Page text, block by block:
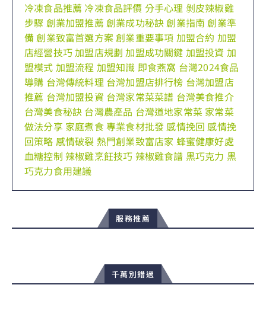
冷凍食品推薦 冷凍食品評價 分手心理 剝皮辣椒雞
步驟 創業加盟推薦 創業成功秘訣創業指南 創業準
備創業致富首選方案創業重要事項 加盟合約 加盟
店經營技巧加盟店規劃 加盟成功關鍵 加盟投資 加
盟模式 加盟流程 加盟知識 即食燕窩 台灣2024食品
導購 台灣傳統料理 台灣加盟店排行榜 台灣加盟店
推薦 台灣加盟投資 台灣家常菜菜譜 台灣美食推介
台灣美食秘訣 台灣農產品 台灣道地家常菜 家常菜
做法分享 家庭煮食專業食材批發感情挽回 感情挽
回策略 感情破裂 熱門創業致富店家 蜂蜜健康好處
血糖控制 辣椒雞烹飪技巧 辣椒雞食譜 黑巧克力 黑
巧克力食用建議
服務推薦
千萬別錯過